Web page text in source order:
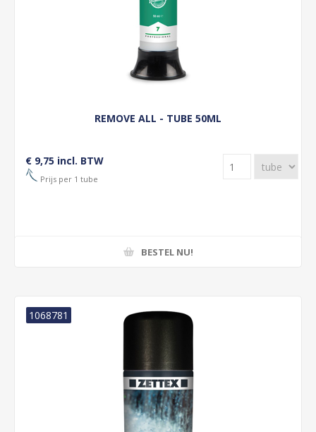
REMOVE ALL - TUBE 50ML
€ 9,75 incl. BTW
Prijs per 1 tube
BESTEL NU!
1068781